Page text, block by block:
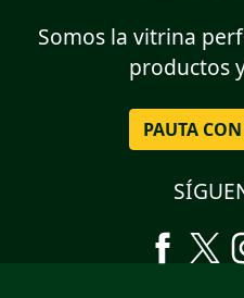
Somos la vitrina
productos
PAUTA